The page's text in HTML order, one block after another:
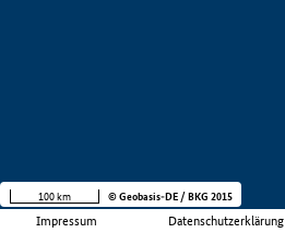
Impressum Datenschutzerklärung
100 km © Geobasis-DE / BKG 2015